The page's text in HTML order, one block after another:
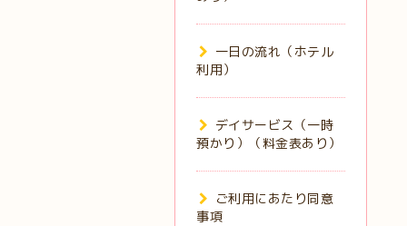
一日の流れ（ホテル
利用）
デイサービス（一時
預かり）（料金表あり）
ご利用にあたり同意
事項